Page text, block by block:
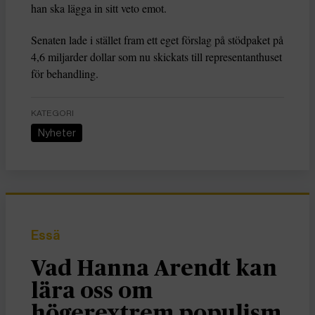
han ska lägga in sitt veto emot.
Senaten lade i stället fram ett eget förslag på stödpaket på
4,6 miljarder dollar som nu skickats till representanthuset
för behandling.
KATEGORI
Nyheter
Essä
Vad Hanna Arendt kan
lära oss om